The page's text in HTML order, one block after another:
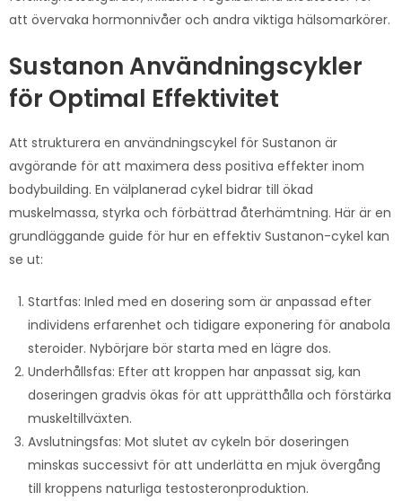
att övervaka hormonnivåer och andra viktiga hälsomarkörer.
Sustanon Användningscykler
för Optimal Effektivitet
Att strukturera en användningscykel för Sustanon är
avgörande för att maximera dess positiva effekter inom
bodybuilding. En välplanerad cykel bidrar till ökad
muskelmassa, styrka och förbättrad återhämtning. Här är en
grundläggande guide för hur en effektiv Sustanon-cykel kan
se ut:
Startfas: Inled med en dosering som är anpassad efter
individens erfarenhet och tidigare exponering för anabola
steroider. Nybörjare bör starta med en lägre dos.
Underhållsfas: Efter att kroppen har anpassat sig, kan
doseringen gradvis ökas för att upprätthålla och förstärka
muskeltillväxten.
Avslutningsfas: Mot slutet av cykeln bör doseringen
minskas successivt för att underlätta en mjuk övergång
till kroppens naturliga testosteronproduktion.